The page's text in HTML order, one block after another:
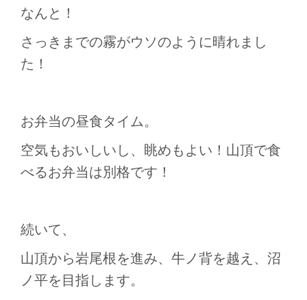
なんと！
さっきまでの霧がウソのように晴れまし
た！
お弁当の昼食タイム。
空気もおいしいし、眺めもよい！山頂で食
べるお弁当は別格です！
続いて、
山頂から岩尾根を進み、牛ノ背を越え、沼
ノ平を目指します。